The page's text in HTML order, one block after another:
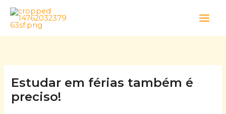
Skip
content
Estudar em férias também é
preciso!